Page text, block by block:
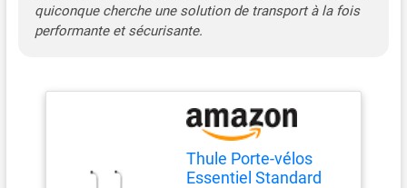
quiconque cherche une solution de transport à la fois
performante et sécurisante.
Thule Porte-vélos
Essentiel Standard